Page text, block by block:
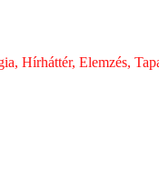
Hírháttér, Elemzés,